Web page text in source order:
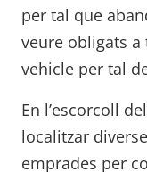
per tal que
veure obligats
vehicle per tal
En l’escorcoll
localitzar
emprades per